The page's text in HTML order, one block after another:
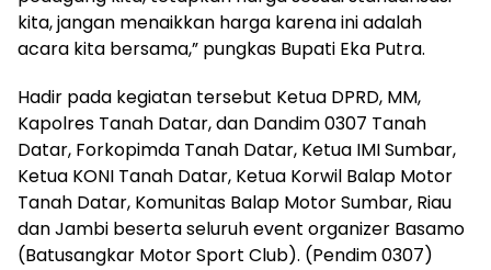
kita, jangan menaikkan harga karena ini adalah
acara kita bersama,” pungkas Bupati Eka Putra.
Hadir pada kegiatan tersebut Ketua DPRD, MM,
Kapolres Tanah Datar, dan Dandim 0307 Tanah
Datar, Forkopimda Tanah Datar, Ketua IMI Sumbar,
Ketua KONI Tanah Datar, Ketua Korwil Balap Motor
Tanah Datar, Komunitas Balap Motor Sumbar, Riau
dan Jambi beserta seluruh event organizer Basamo
(Batusangkar Motor Sport Club). (Pendim 0307)